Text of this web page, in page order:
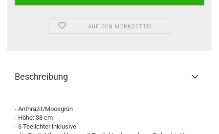
AUF DEN MERKZETTEL
Beschreibung
- Anthrazit/Moosgrün
- Höhe: 38 cm
- 6 Teelichter inklusive